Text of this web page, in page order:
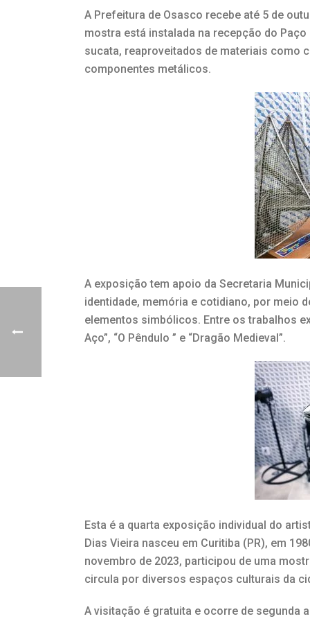
A Prefeitura de Osasco recebe até 5 de
mostra está instalada na recepção do
sucata, reaproveitados de materiais como
componentes metálicos.
A exposição tem apoio da Secretaria
identidade, memória e cotidiano, por meio
elementos simbólicos. Entre os trabalhos
Aço”, “O Pêndulo ” e “Dragão Medieval”.
Esta é a quarta exposição individual do
Dias Vieira nasceu em Curitiba (PR), em
novembro de 2023, participou de uma
circula por diversos espaços culturais da
A visitação é gratuita e ocorre de segunda